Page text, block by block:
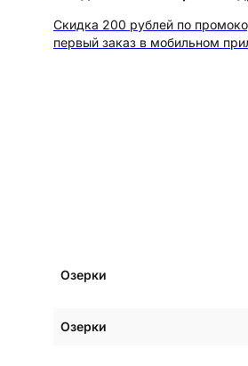
Скидка 200 рублей по
первый заказ в мобильном
Озерки
Озерки